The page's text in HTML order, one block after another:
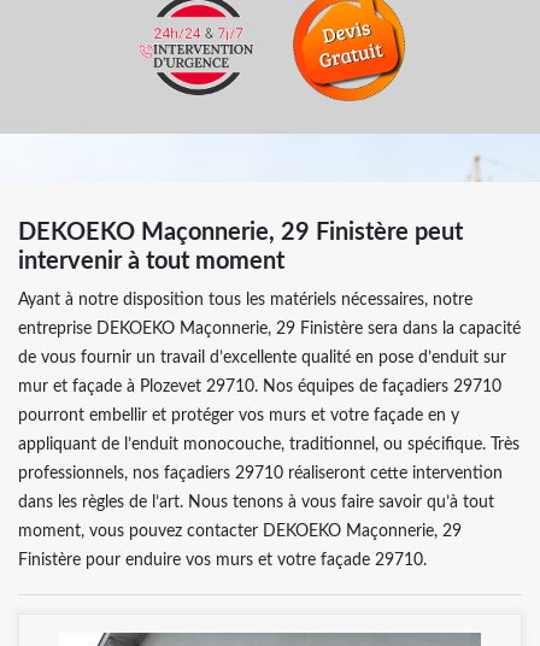
DEKOEKO Maçonnerie, 29 Finistère peut
intervenir à tout moment
Ayant à notre disposition tous les matériels nécessaires, notre
entreprise DEKOEKO Maçonnerie, 29 Finistère sera dans la capacité
de vous fournir un travail d’excellente qualité en pose d’enduit sur
mur et façade à Plozevet 29710. Nos équipes de façadiers 29710
pourront embellir et protéger vos murs et votre façade en y
appliquant de l’enduit monocouche, traditionnel, ou spécifique. Très
professionnels, nos façadiers 29710 réaliseront cette intervention
dans les règles de l’art. Nous tenons à vous faire savoir qu’à tout
moment, vous pouvez contacter DEKOEKO Maçonnerie, 29
Finistère pour enduire vos murs et votre façade 29710.